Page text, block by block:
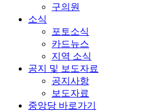
구의원
소식
포토소식
카드뉴스
지역 소식
공지 및 보도자료
공지사항
보도자료
중앙당 바로가기